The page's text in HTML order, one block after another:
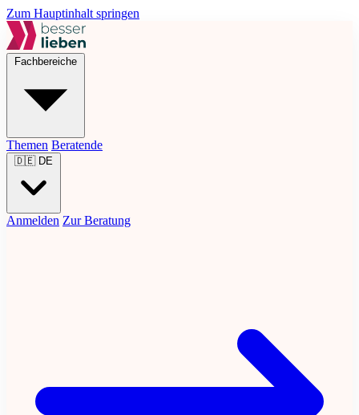
Zum Hauptinhalt springen
Fachbereiche
Themen Beratende
🇩🇪 DE
Anmelden Zur Beratung